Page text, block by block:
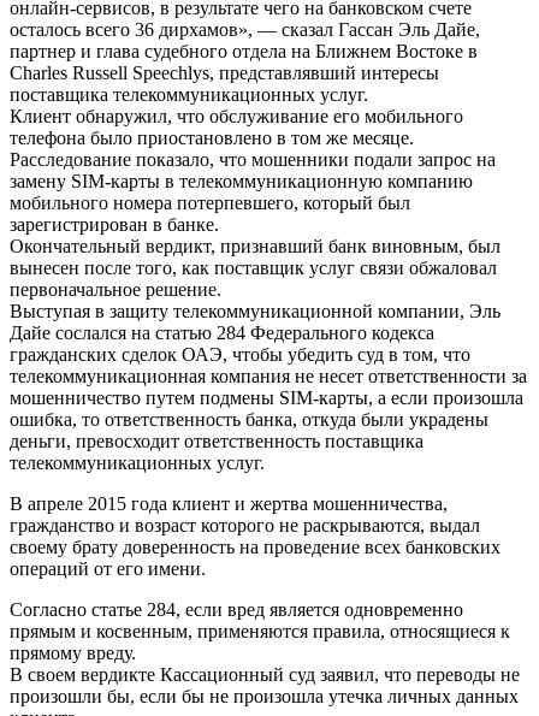
онлайн-сервисов, в результате чего на банковском счете
осталось всего 36 дирхамов», — сказал Гассан Эль Дайе,
партнер и глава судебного отдела на Ближнем Востоке в
Charles Russell Speechlys, представлявший интересы
поставщика телекоммуникационных услуг.
Клиент обнаружил, что обслуживание его мобильного
телефона было приостановлено в том же месяце.
Расследование показало, что мошенники подали запрос на
замену SIM-карты в телекоммуникационную компанию
мобильного номера потерпевшего, который был
зарегистрирован в банке.
Окончательный вердикт, признавший банк виновным, был
вынесен после того, как поставщик услуг связи обжаловал
первоначальное решение.
Выступая в защиту телекоммуникационной компании, Эль
Дайе сослался на статью 284 Федерального кодекса
гражданских сделок ОАЭ, чтобы убедить суд в том, что
телекоммуникационная компания не несет ответственности за
мошенничество путем подмены SIM-карты, а если произошла
ошибка, то ответственность банка, откуда были украдены
деньги, превосходит ответственность поставщика
телекоммуникационных услуг.
В апреле 2015 года клиент и жертва мошенничества,
гражданство и возраст которого не раскрываются, выдал
своему брату доверенность на проведение всех банковских
операций от его имени.
Согласно статье 284, если вред является одновременно
прямым и косвенным, применяются правила, относящиеся к
прямому вреду.
В своем вердикте Кассационный суд заявил, что переводы не
произошли бы, если бы не произошла утечка личных данных